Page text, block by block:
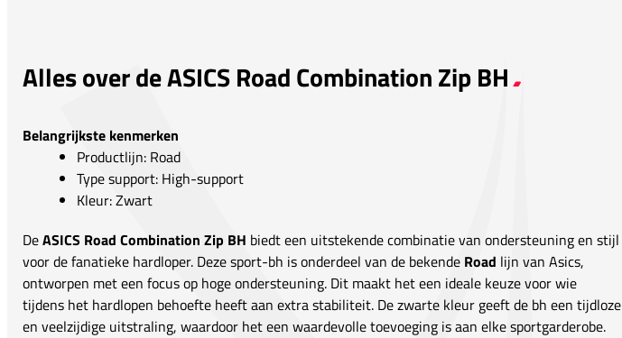
Alles over de ASICS Road Combination Zip BH
Belangrijkste kenmerken
Productlijn: Road
Type support: High-support
Kleur: Zwart
DeASICS Road Combination Zip BH biedt een uitstekende combinatie van ondersteuning en stijl
voor de fanatieke hardloper. Deze sport-bh is onderdeel van de bekende Road lijn van Asics,
ontworpen met een focus op hoge ondersteuning. Dit maakt het een ideale keuze voor wie
tijdens het hardlopen behoefte heeft aan extra stabiliteit. De zwarte kleur geeft de bh een tijdloze
en veelzijdige uitstraling, waardoor het een waardevolle toevoeging is aan elke sportgarderobe.